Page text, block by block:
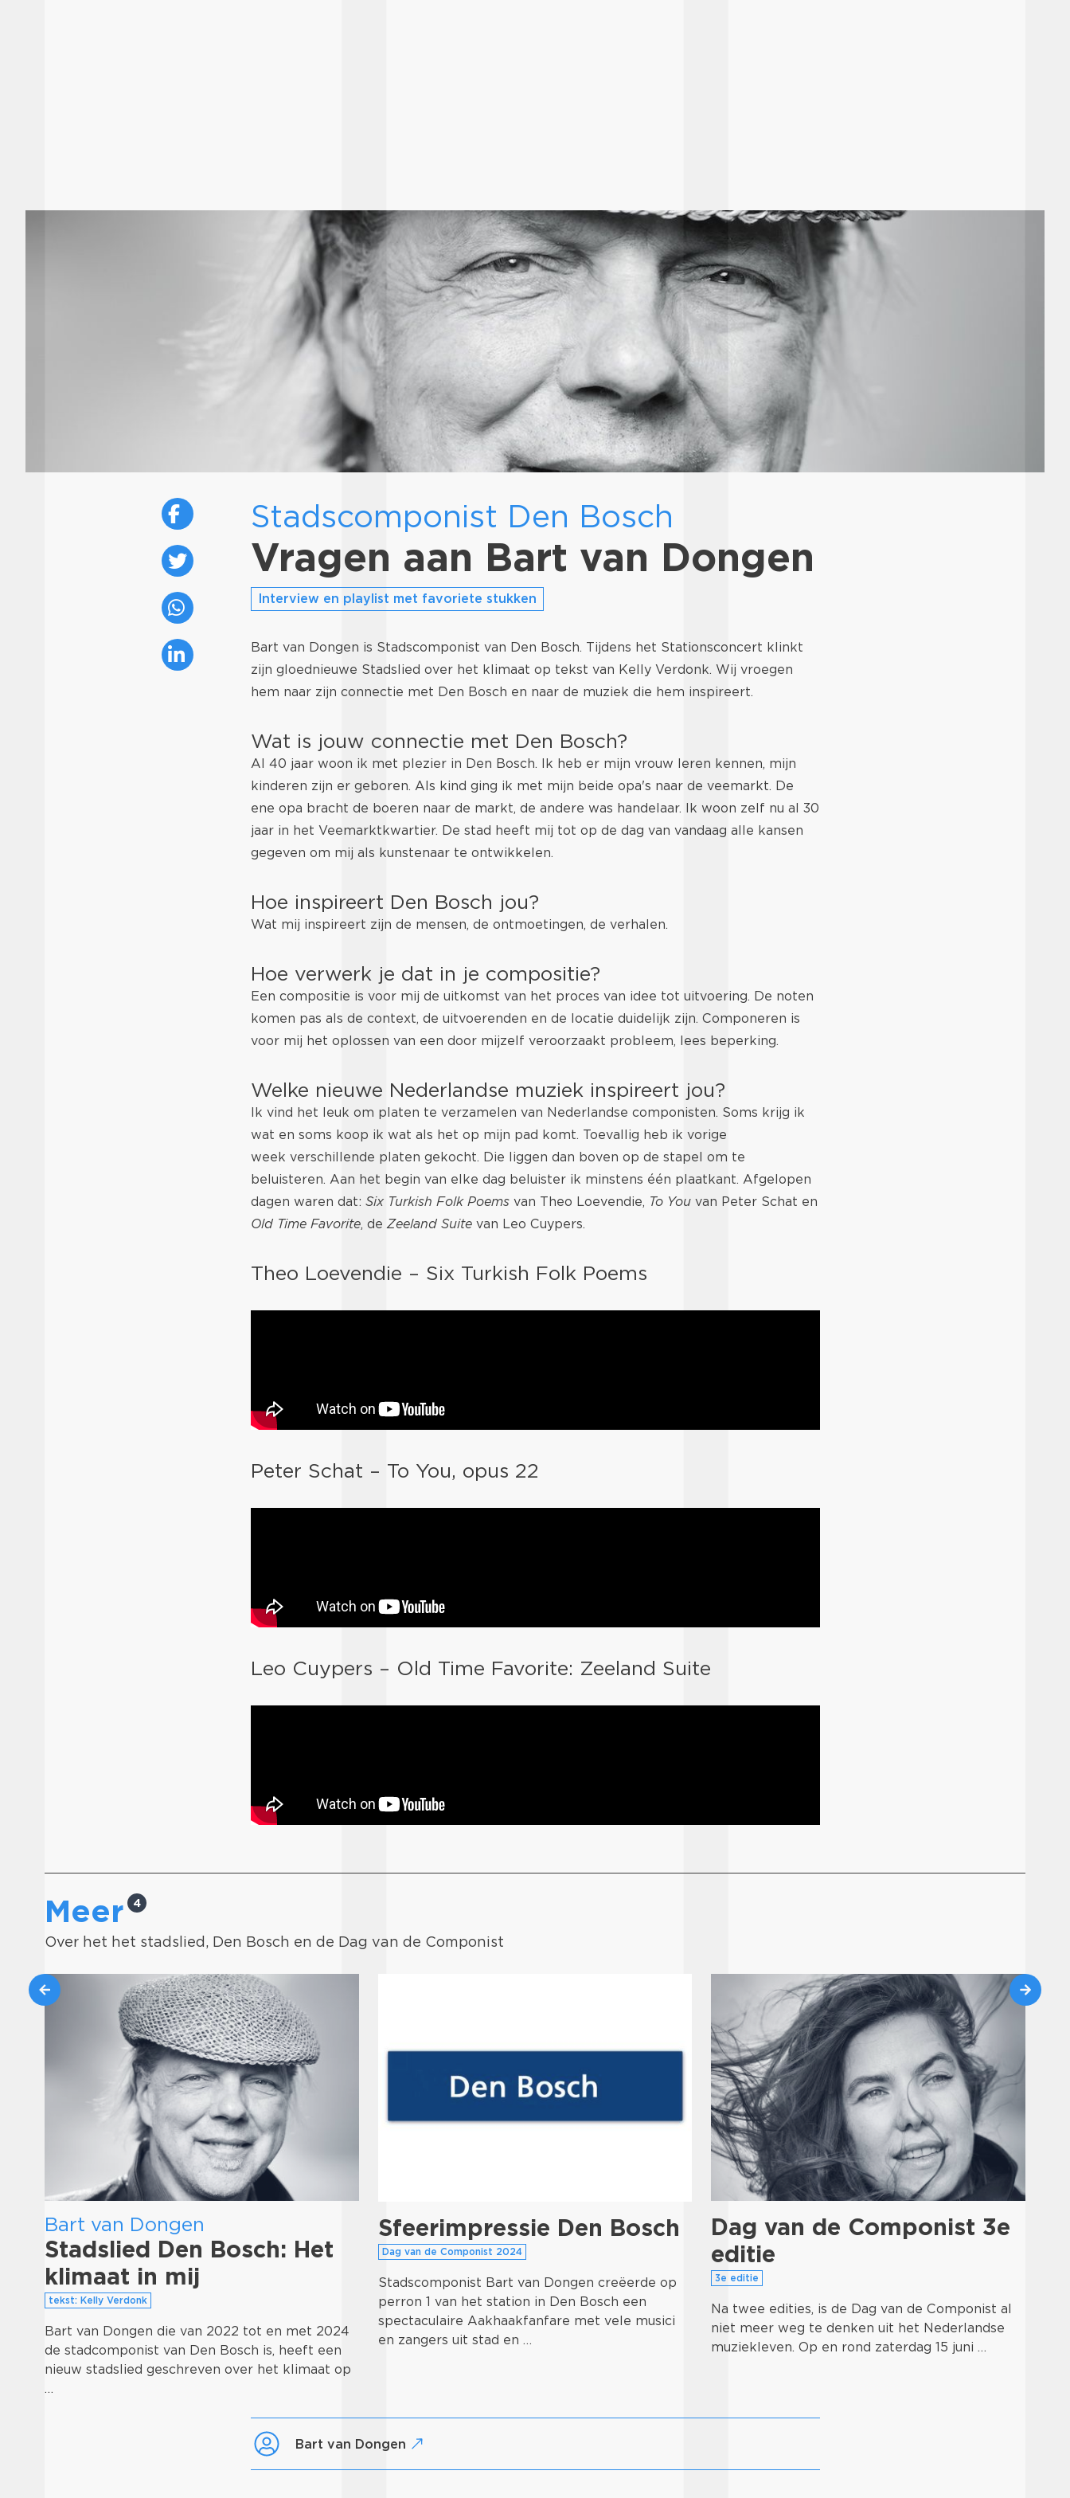
Stadscomponist Den Bosch
Vragen aan Bart van Dongen
Interview en playlist met favoriete stukken
Bart van Dongen is Stadscomponist van Den Bosch. Tijdens het Stationsconcert klinkt
zijn gloednieuwe Stadslied over het klimaat op tekst van Kelly Verdonk. Wij vroegen
hem naar zijn connectie met Den Bosch en naar de muziek die hem inspireert.
Wat is jouw connectie met Den Bosch?
Al 40 jaar woon ik met plezier in Den Bosch. Ik heb er mijn vrouw leren kennen, mijn
kinderen zijn er geboren. Als kind ging ik met mijn beide opa's naar de veemarkt. De
ene opa bracht de boeren naar de markt, de andere was handelaar. Ik woon zelf nu al 30
jaar in het Veemarktkwartier. De stad heeft mij tot op de dag van vandaag alle kansen
gegeven om mij als kunstenaar te ontwikkelen.
Hoe inspireert Den Bosch jou?
Wat mij inspireert zijn de mensen, de ontmoetingen, de verhalen.
Hoe verwerk je dat in je compositie?
Een compositie is voor mij de uitkomst van het proces van idee tot uitvoering. De noten
komen pas als de context, de uitvoerenden en de locatie duidelijk zijn. Componeren is
voor mij het oplossen van een door mijzelf veroorzaakt probleem, lees beperking.
Welke nieuwe Nederlandse muziek inspireert jou?
Ik vind het leuk om platen te verzamelen van Nederlandse componisten. Soms krijg ik
wat en soms koop ik wat als het op mijn pad komt. Toevallig heb ik vorige
week verschillende platen gekocht. Die liggen dan boven op de stapel om te
beluisteren. Aan het begin van elke dag beluister ik minstens één plaatkant. Afgelopen
dagen waren dat: Six Turkish Folk Poemsvan Theo Loevendie, To You van Peter Schat en
Old Time Favorite, deZeeland Suitevan Leo Cuypers.
Theo Loevendie – Six Turkish Folk Poems
Peter Schat – To You, opus 22
Leo Cuypers – Old Time Favorite: Zeeland Suite
Meer4
Over het het stadslied, Den Bosch en de Dag van de Componist
Bart van Dongen
Stadslied Den Bosch: Het
klimaat in mij
tekst: Kelly Verdonk
Bart van Dongen die van 2022 tot en met 2024
de stadcomponist van Den Bosch is, heeft een
nieuw stadslied geschreven over het klimaat op
…
Sfeerimpressie Den Bosch
Dag van de Componist 2024
Stadscomponist Bart van Dongen creëerde op
perron 1 van het station in Den Bosch een
spectaculaire Aakhaakfanfare met vele musici
en zangers uit stad en …
Dag van de Componist 3e
editie
3e editie
Na twee edities, is de Dag van de Componist al
niet meer weg te denken uit het Nederlandse
muziekleven. Op en rond zaterdag 15 juni …
Bart van Dongen